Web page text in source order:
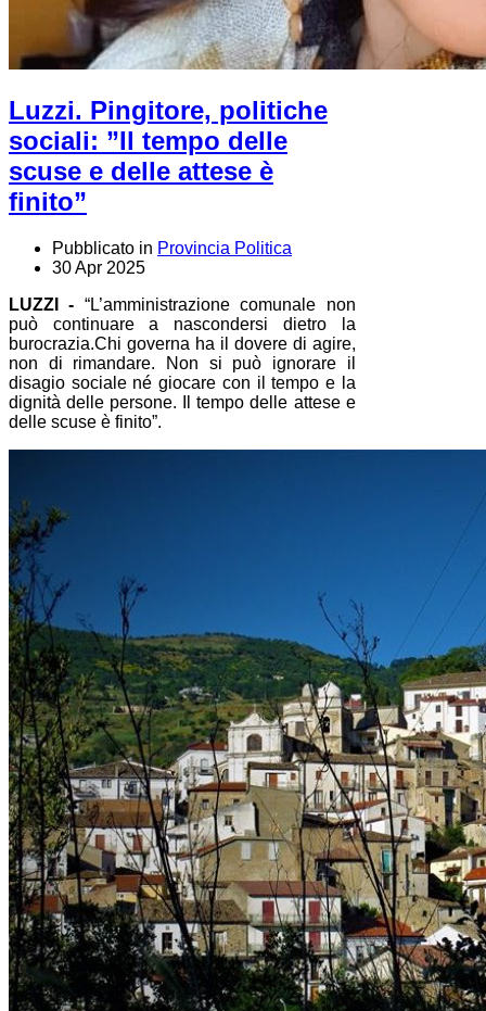
Luzzi. Pingitore, politiche
sociali: ”Il tempo delle
scuse e delle attese è
finito”
Pubblicato in Provincia Politica
30 Apr 2025
LUZZI - “L’amministrazione comunale non
può continuare a nascondersi dietro la
burocrazia.Chi governa ha il dovere di agire,
non di rimandare. Non si può ignorare il
disagio sociale né giocare con il tempo e la
dignità delle persone. Il tempo delle attese e
delle scuse è finito”.